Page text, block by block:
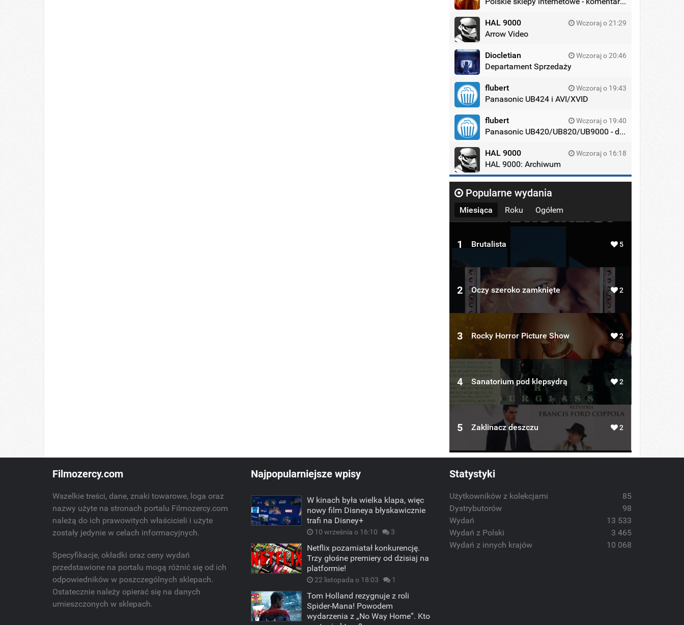
HAL 9000 Wczoraj o 21:29
Arrow Video
Diocletian Wczoraj o 20:46
Departament Sprzedaży
flubert Wczoraj o 19:43
Panasonic UB424 i AVI/XVID
flubert Wczoraj o 19:40
Panasonic UB420/UB820/UB9000 - dyskusja
HAL 9000 Wczoraj o 16:18
HAL 9000: Archiwum
Popularne wydania
Miesiąca Roku Ogółem
1 Brutalista 5
2 Oczy szeroko zamknięte 2
3 Rocky Horror Picture Show 2
4 Sanatorium pod klepsydrą 2
5 Zaklinacz deszczu 2
Filmozercy.com
Wszelkie treści, dane, znaki towarowe, loga oraz
nazwy użyte na stronach portalu Filmozercy.com
należą do ich prawowitych właścicieli i użyte
zostały jedynie w celach informacyjnych.
Specyfikacje, okładki oraz ceny wydań
przedstawione na portalu mogą różnić się od ich
odpowiedników w poszczególnych sklepach.
Ostatecznie należy opierać się na danych
umieszczonych w sklepach.
Najpopularniejsze wpisy
W kinach była wielka klapa, więc
nowy film Disneya błyskawicznie
trafi na Disney+
10 września o 16:10 3
Netflix pozamiatał konkurencję.
Trzy głośne premiery od dzisiaj na
platformie!
22 listopada o 18:03 1
Tom Holland rezygnuje z roli
Spider-Mana! Powodem
wydarzenia z „No Way Home”. Kto
Statystyki
Użytkowników z kolekcjami
85
Dystrybutorów
98
Wydań
13 533
Wydań z Polski
3 465
Wydań z innych krajów
10 068